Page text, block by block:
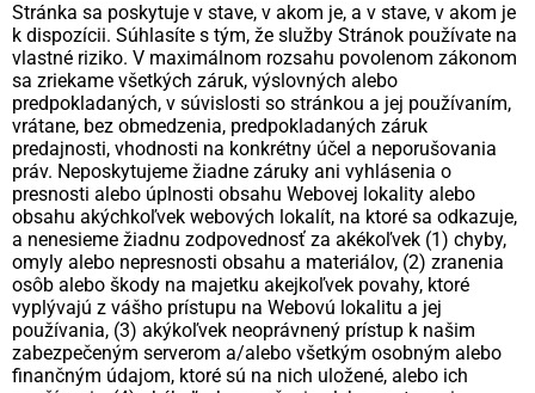
Stránka sa poskytuje v stave, v akom je, a v stave, v akom je
k dispozícii. Súhlasíte s tým, že služby Stránok používate na
vlastné riziko. V maximálnom rozsahu povolenom zákonom
sa zriekame všetkých záruk, výslovných alebo
predpokladaných, v súvislosti so stránkou a jej používaním,
vrátane, bez obmedzenia, predpokladaných záruk
predajnosti, vhodnosti na konkrétny účel a neporušovania
práv. Neposkytujeme žiadne záruky ani vyhlásenia o
presnosti alebo úplnosti obsahu Webovej lokality alebo
obsahu akýchkoľvek webových lokalít, na ktoré sa odkazuje,
a nenesieme žiadnu zodpovednosť za akékoľvek (1) chyby,
omyly alebo nepresnosti obsahu a materiálov, (2) zranenia
osôb alebo škody na majetku akejkoľvek povahy, ktoré
vyplývajú z vášho prístupu na Webovú lokalitu a jej
používania, (3) akýkoľvek neoprávnený prístup k našim
zabezpečeným serverom a/alebo všetkým osobným alebo
finančným údajom, ktoré sú na nich uložené, alebo ich